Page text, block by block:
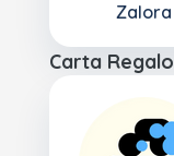
Zalora
Carta Regalo